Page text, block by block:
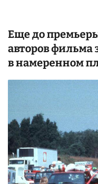
Еще до
авторов фильма
в намеренном